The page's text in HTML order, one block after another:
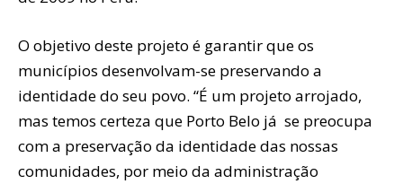
O objetivo deste projeto é garantir que os
municípios desenvolvam-se preservando a
identidade do seu povo. “É um projeto arrojado,
mas temos certeza que Porto Belo já se preocupa
com a preservação da identidade das nossas
comunidades, por meio da administração